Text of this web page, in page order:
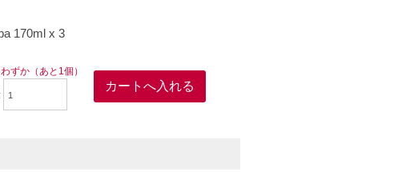
170ml x 3
ずか（あと1個）